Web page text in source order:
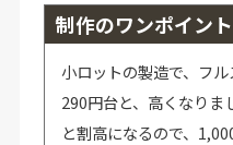
制作のワンポイン
小ロットの製造で、フ
290円台と、高くなりま
と割高になるので、